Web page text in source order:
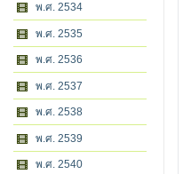
พ.ศ. 2534
พ.ศ. 2535
พ.ศ. 2536
พ.ศ. 2537
พ.ศ. 2538
พ.ศ. 2539
พ.ศ. 2540